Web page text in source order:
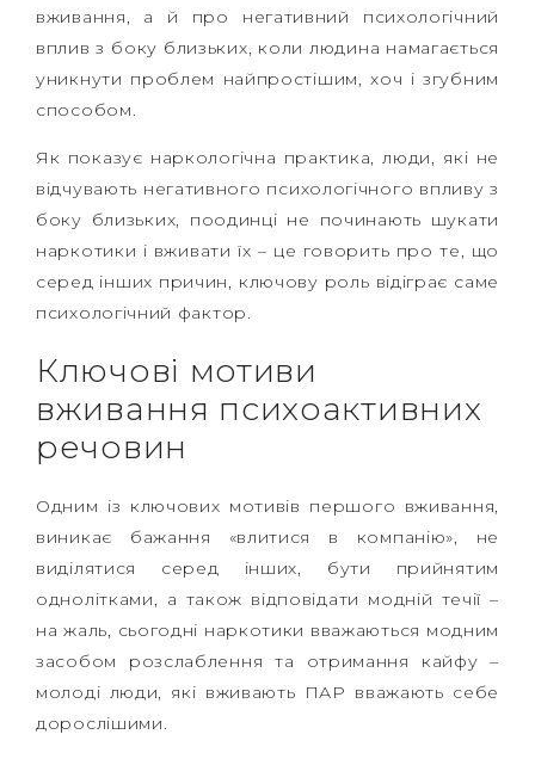
вживання, а й про негативний психологічний
вплив з боку близьких, коли людина намагається
уникнути проблем найпростішим, хоч і згубним
способом.
Як показує наркологічна практика, люди, які не
відчувають негативного психологічного впливу з
боку близьких, поодинці не починають шукати
наркотики і вживати їх – це говорить про те, що
серед інших причин, ключову роль відіграє саме
психологічний фактор.
Ключові мотиви
вживання психоактивних
речовин
Одним із ключових мотивів першого вживання,
виникає бажання «влитися в компанію», не
виділятися серед інших, бути прийнятим
однолітками, а також відповідати модній течії –
на жаль, сьогодні наркотики вважаються модним
засобом розслаблення та отримання кайфу –
молоді люди, які вживають ПАР вважають себе
дорослішими.